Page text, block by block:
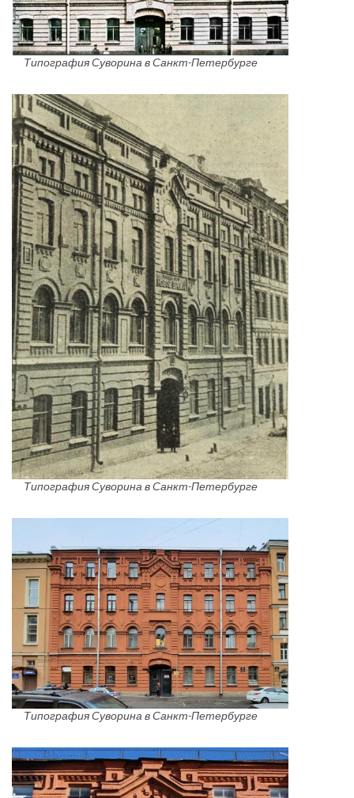
Типография Суворина в Санкт-Петербурге
Типография Суворина в Санкт-Петербурге
Типография Суворина в Санкт-Петербурге